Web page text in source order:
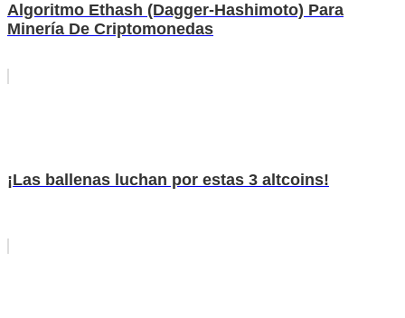
Algoritmo Ethash (Dagger-Hashimoto) Para
Minería De Criptomonedas
¡Las ballenas luchan por estas 3 altcoins!